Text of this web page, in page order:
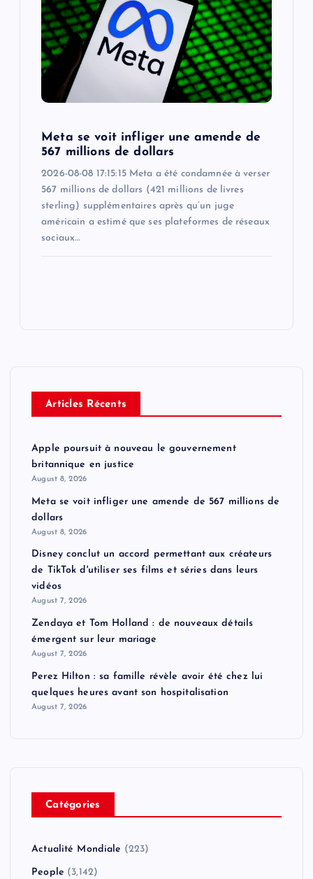
Meta se voit infliger une amende de
567 millions de dollars
2026-08-08 17:15:15 Meta a été condamnée à verser
567 millions de dollars (421 millions de livres
sterling) supplémentaires après qu’un juge
américain a estimé que ses plateformes de réseaux
sociaux…
Articles Récents
Apple poursuit à nouveau le gouvernement
britannique en justice
August 8, 2026
Meta se voit infliger une amende de 567 millions de
dollars
August 8, 2026
Disney conclut un accord permettant aux créateurs
de TikTok d'utiliser ses films et séries dans leurs
vidéos
August 7, 2026
Zendaya et Tom Holland : de nouveaux détails
émergent sur leur mariage
August 7, 2026
Perez Hilton : sa famille révèle avoir été chez lui
quelques heures avant son hospitalisation
August 7, 2026
Catégories
Actualité Mondiale (223)
People (3,142)